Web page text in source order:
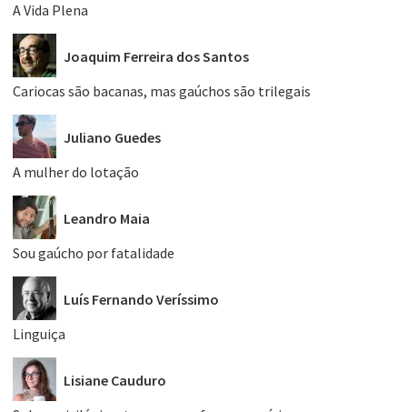
A Vida Plena
Joaquim Ferreira dos Santos
Cariocas são bacanas, mas gaúchos são trilegais
Juliano Guedes
A mulher do lotação
Leandro Maia
Sou gaúcho por fatalidade
Luís Fernando Veríssimo
Linguiça
Lisiane Cauduro